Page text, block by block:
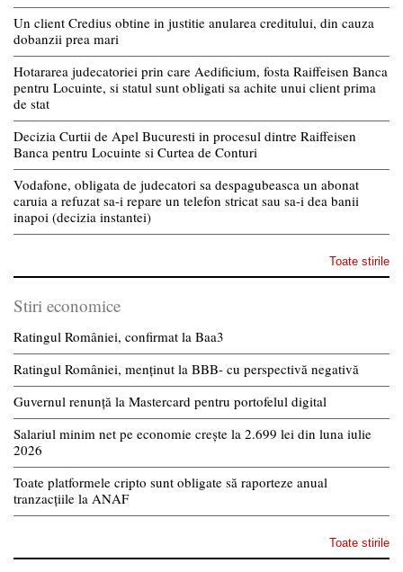
Un client Credius obtine in justitie anularea creditului, din cauza
dobanzii prea mari
Hotararea judecatoriei prin care Aedificium, fosta Raiffeisen Banca
pentru Locuinte, si statul sunt obligati sa achite unui client prima
de stat
Decizia Curtii de Apel Bucuresti in procesul dintre Raiffeisen
Banca pentru Locuinte si Curtea de Conturi
Vodafone, obligata de judecatori sa despagubeasca un abonat
caruia a refuzat sa-i repare un telefon stricat sau sa-i dea banii
inapoi (decizia instantei)
Toate stirile
Stiri economice
Ratingul României, confirmat la Baa3
Ratingul României, menținut la BBB- cu perspectivă negativă
Guvernul renunță la Mastercard pentru portofelul digital
Salariul minim net pe economie crește la 2.699 lei din luna iulie
2026
Toate platformele cripto sunt obligate să raporteze anual
tranzacțiile la ANAF
Toate stirile